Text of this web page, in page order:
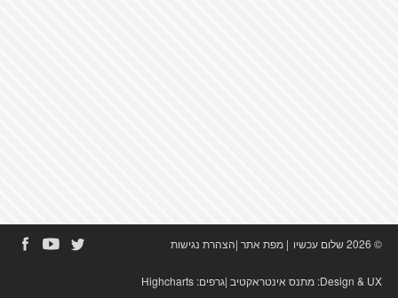
© 2026 שלום עכשיו | מפת אתר|הצהרת נגישות
Design & UX: מתנס אינטראקטיב|גרפים: Highcharts